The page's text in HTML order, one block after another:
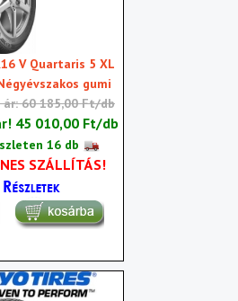
V Quartaris 5 XL
gumi
60 185,00 Ft/db
45 010,00 Ft/db
16 db
SZÁLLÍTÁS!